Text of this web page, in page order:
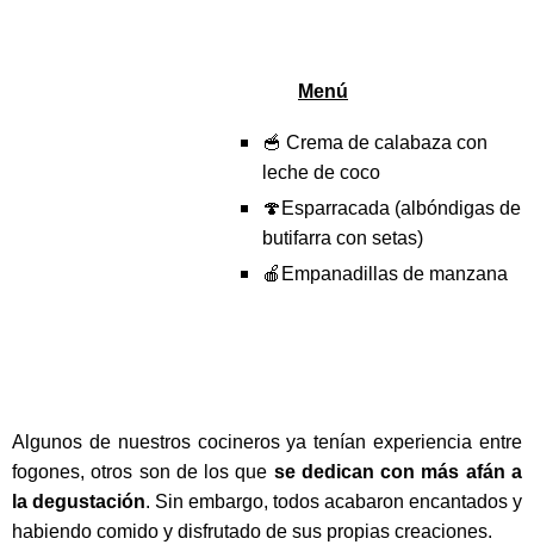
Menú
🥣 Crema de calabaza con
leche de coco
🍄Esparracada (albóndigas de
butifarra con setas)
🍎Empanadillas de manzana
Algunos de nuestros cocineros ya tenían experiencia entre
fogones, otros son de los que se dedican con más afán a
la degustación. Sin embargo, todos acabaron encantados y
habiendo comido y disfrutado de sus propias creaciones.